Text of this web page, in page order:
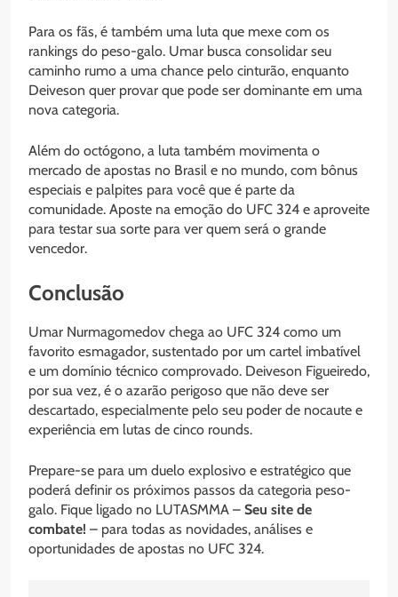
Para os fãs, é também uma luta que mexe com os
rankings do peso-galo. Umar busca consolidar seu
caminho rumo a uma chance pelo cinturão, enquanto
Deiveson quer provar que pode ser dominante em uma
nova categoria.
Além do octógono, a luta também movimenta o
mercado de apostas no Brasil e no mundo, com bônus
especiais e palpites para você que é parte da
comunidade. Aposte na emoção do UFC 324 e aproveite
para testar sua sorte para ver quem será o grande
vencedor.
Conclusão
Umar Nurmagomedov chega ao UFC 324 como um
favorito esmagador, sustentado por um cartel imbatível
e um domínio técnico comprovado. Deiveson Figueiredo,
por sua vez, é o azarão perigoso que não deve ser
descartado, especialmente pelo seu poder de nocaute e
experiência em lutas de cinco rounds.
Prepare-se para um duelo explosivo e estratégico que
poderá definir os próximos passos da categoria peso-
galo. Fique ligado no LUTASMMA – Seu site de
combate! – para todas as novidades, análises e
oportunidades de apostas no UFC 324.